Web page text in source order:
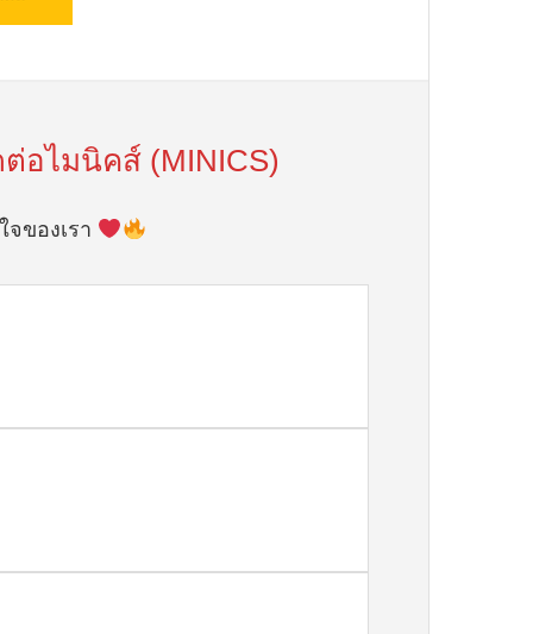
อไมนิคส์ (MINICS)
ของเรา